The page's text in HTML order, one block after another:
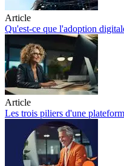
Article
Qu'est-ce que l'adoption
Qu'est-ce que l'adoption
Article
Les trois piliers d'une
Les trois piliers d'une